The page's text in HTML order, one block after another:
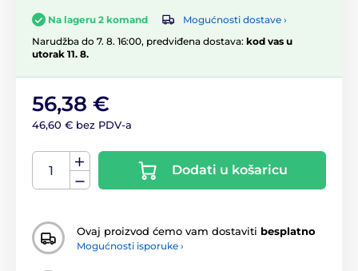
Na lageru 2 komand
Mogućnosti dostave ›
Narudžba do 7. 8. 16:00, predviđena dostava: kod vas u
utorak 11. 8.
56,38 €
46,60 € bez PDV-a
Dodati u košaricu
Ovaj proizvod ćemo vam dostaviti besplatno
Mogućnosti isporuke ›